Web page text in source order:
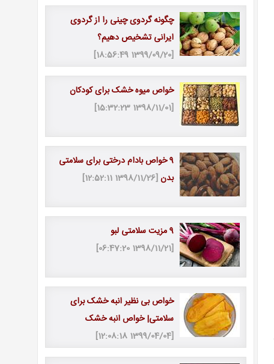
چگونه گردوی چینی را از گردوی
ایرانی تشخیص دهیم؟
[1399/09/20 18:56:49]
خواص میوه خشک برای کودکان
[1398/11/01 15:32:23]
9 خواص بادام درختی برای سلامتی
بدن[1398/11/26 12:52:11]
9 مزیت سلامتی لبو
[1398/11/21 06:47:20]
خواص بی نظیر انبه خشک برای
سلامتی| خواص انبه خشک
[1399/04/04 12:08:18]